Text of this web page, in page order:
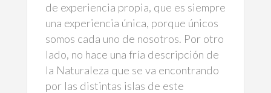
de experiencia propia, que es siempre
una experiencia única, porque únicos
somos cada uno de nosotros. Por otro
lado, no hace una fría descripción de
la Naturaleza que se va encontrando
por las distintas islas de este